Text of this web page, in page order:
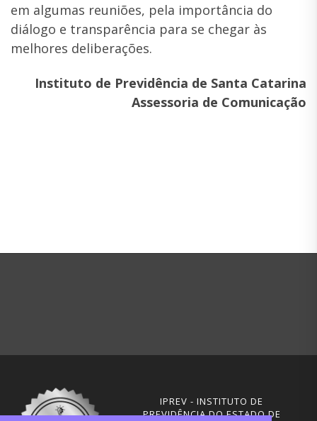
em algumas reuniões, pela importância do
diálogo e transparência para se chegar às
melhores deliberações.
Instituto de Previdência de Santa Catarina
Assessoria de Comunicação
IPREV - INSTITUTO DE
PREVIDÊNCIA DO ESTADO DE